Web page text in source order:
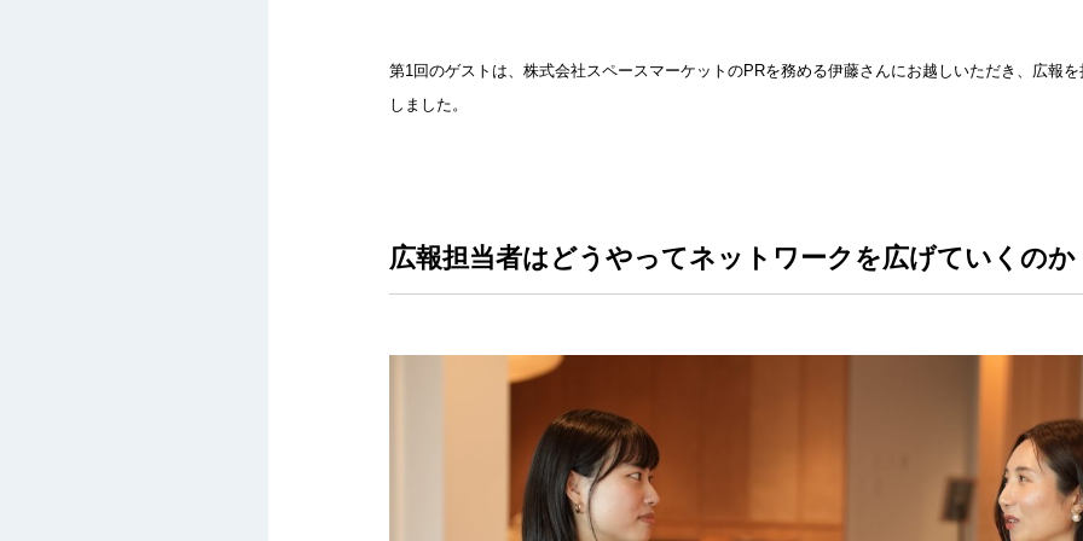
第1回のゲストは、株式会社スペースマーケットのPRを務める伊藤さんにお越しいただき、広報
しました。
広報担当者はどうやってネットワークを広げていくのか